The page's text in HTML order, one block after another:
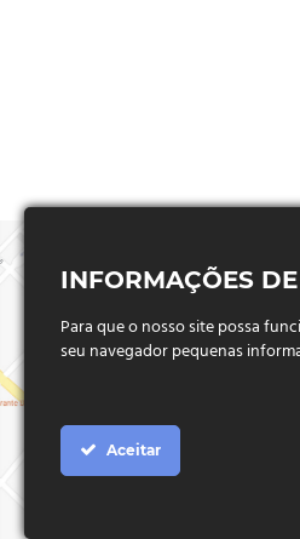
INFORMAÇÕES
Para que o nosso site possa
seu navegador pequenas
Aceitar